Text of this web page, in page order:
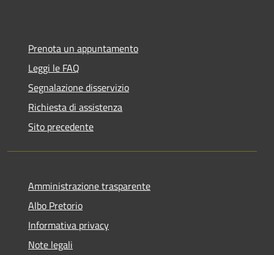
Prenota un appuntamento
Leggi le FAQ
Segnalazione disservizio
Richiesta di assistenza
Sito precedente
Amministrazione trasparente
Albo Pretorio
Informativa privacy
Note legali